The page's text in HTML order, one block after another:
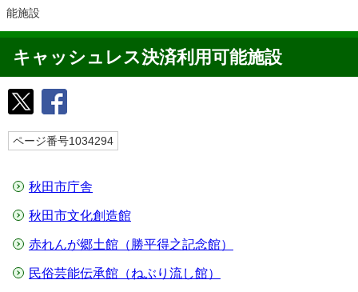
能施設
キャッシュレス決済利用可能施設
ページ番号1034294
秋田市庁舎
秋田市文化創造館
赤れんが郷土館（勝平得之記念館）
民俗芸能伝承館（ねぶり流し館）